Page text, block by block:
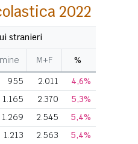
2022
stranieri
M+F
%
955 2.011
4,6%
1.165 2.370
5,3%
1.269 2.545
5,4%
1.213 2.563
5,4%